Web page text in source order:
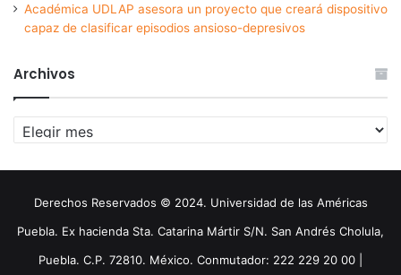
Académica UDLAP asesora un proyecto que creará dispositivo
capaz de clasificar episodios ansioso-depresivos
Archivos
Archivos
Derechos Reservados © 2024. Universidad de las Américas
Puebla. Ex hacienda Sta. Catarina Mártir S/N. San Andrés Cholula,
Puebla. C.P. 72810. México. Conmutador: 222 229 20 00 |